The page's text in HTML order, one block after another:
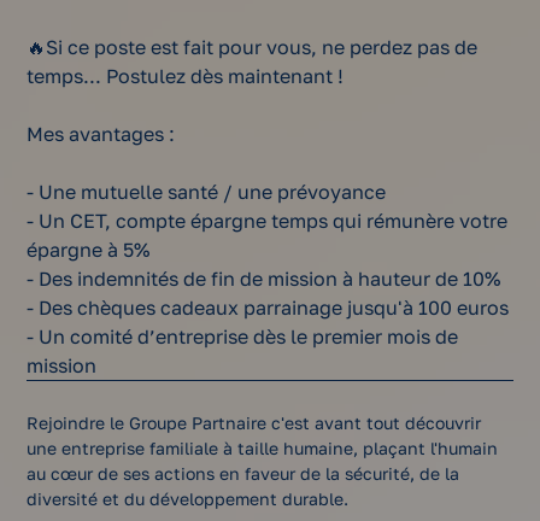
🔥Si ce poste est fait pour vous, ne perdez pas de
temps... Postulez dès maintenant !
Mes avantages :
- Une mutuelle santé / une prévoyance
- Un CET, compte épargne temps qui rémunère votre
épargne à 5%
- Des indemnités de fin de mission à hauteur de 10%
- Des chèques cadeaux parrainage jusqu'à 100 euros
- Un comité d’entreprise dès le premier mois de
mission
Rejoindre le Groupe Partnaire c'est avant tout découvrir
une entreprise familiale à taille humaine, plaçant l'humain
au cœur de ses actions en faveur de la sécurité, de la
diversité et du développement durable.